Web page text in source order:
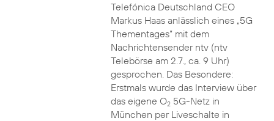
Telefónica Deutschland CEO
Markus Haas anlässlich eines „5G
Thementages“ mit dem
Nachrichtensender ntv (ntv
Telebörse am 2.7., ca. 9 Uhr)
gesprochen. Das Besondere:
Erstmals wurde das Interview über
das eigene O25G-Netz in
München per Liveschalte in